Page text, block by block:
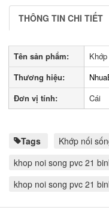
THÔNG TIN CHI TIẾT
Tên sản phẩm:
Thương hiệu:
Đơn vị tính:
Cái
Tags
Khớp nối
khop noi song pvc 21
khop noi song pvc 21